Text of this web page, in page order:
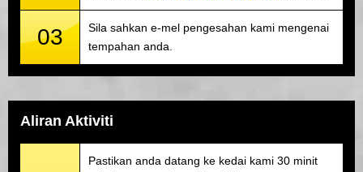
03
Sila sahkan e-mel pengesahan kami mengenai
tempahan anda.
Aliran Aktiviti
Pastikan anda datang ke kedai kami 30 minit